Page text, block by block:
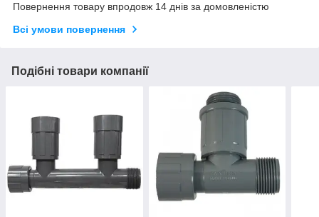
Повернення товару впродовж 14 днів за домовленістю
Всі умови повернення
Подібні товари компанії